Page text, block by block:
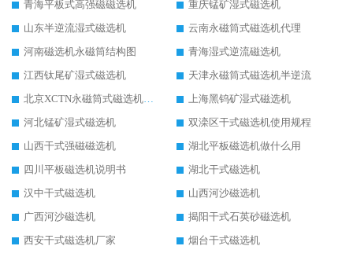
青海平板式高强磁磁选机
重庆锰矿湿式磁选机
山东半逆流湿式磁选机
云南永磁筒式磁选机代理
河南磁选机永磁筒结构图
青海湿式逆流磁选机
江西钛尾矿湿式磁选机
天津永磁筒式磁选机半逆流
北京XCTN永磁筒式磁选机磁块位置
上海黑钨矿湿式磁选机
河北锰矿湿式磁选机
双滦区干式磁选机使用规程
山西干式强磁磁选机
湖北平板磁选机做什么用
四川平板磁选机说明书
湖北干式磁选机
汉中干式磁选机
山西河沙磁选机
广西河沙磁选机
揭阳干式石英砂磁选机
西安干式磁选机厂家
烟台干式磁选机